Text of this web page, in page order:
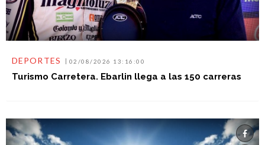
DEPORTES 02/08/2026 13:16:00
Turismo Carretera. Ebarlin llega a las 150 carreras